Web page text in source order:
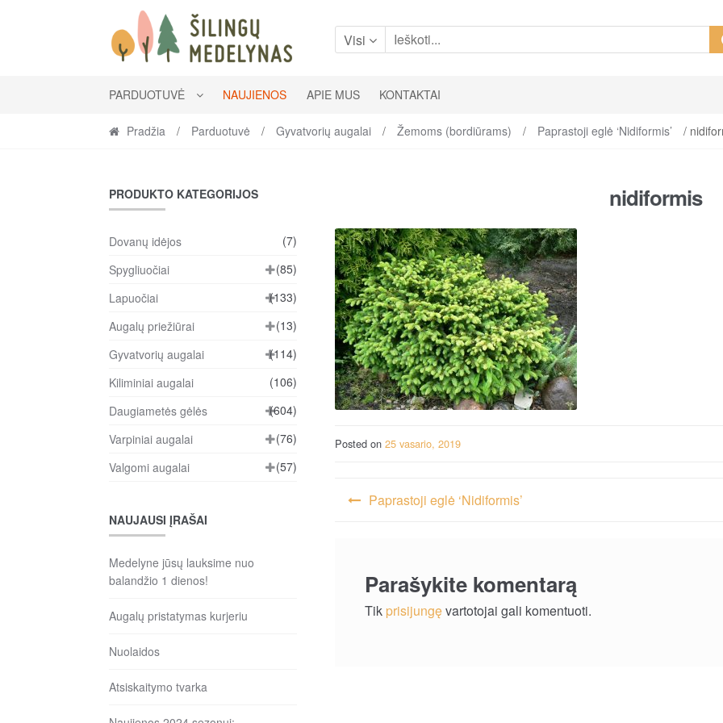
to
navigation
to
content
Visi
PARDUOTUVĖ NAUJIENOS APIE MUS KONTAKTAI
Pradžia / Parduotuvė / Gyvatvorių augalai / Žemoms (bordiūrams) / Paprastoji eglė ‘Nidiformis’ /
nidiformis
Posted on25 vasario, 2019
Navigacija
Paprastoji eglė ‘Nidiformis’
Parašykite komentarą
Tik prisijungęvartotojai gali komentuoti.
PRODUKTO KATEGORIJOS
Dovanų idėjos
(7)
Spygliuočiai
(85)
Lapuočiai
(133)
Augalų priežiūrai
(13)
Gyvatvorių augalai
(114)
Kiliminiai augalai
(106)
Daugiametės gėlės
(604)
Varpiniai augalai
(76)
Valgomi augalai
(57)
NAUJAUSI ĮRAŠAI
Medelyne jūsų lauksime nuo
balandžio 1 dienos!
Augalų pristatymas kurjeriu
Nuolaidos
Atsiskaitymo tvarka